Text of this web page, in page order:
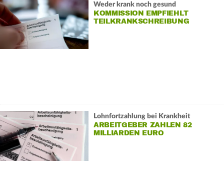
Weder krank noch gesund
KOMMISSION EMPFIEHLT
TEILKRANKSCHREIBUNG
Lohnfortzahlung bei Krankheit
ARBEITGEBER ZAHLEN 82
MILLIARDEN EURO